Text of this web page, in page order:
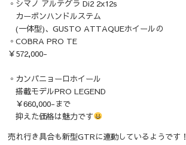
◦シマノ アルテグラ Di2 2x12s
カーボンハンドルステム
(一体型)、GUSTO ATTAQUEホイールの
◦COBRA PRO TE
￥572,000-
◦カンパニョーロホイール
搭載モデルPRO LEGEND
￥660,000-まで
抑えた価格は魅力です
売れ行き具合も新型GTRに連動しているようです！